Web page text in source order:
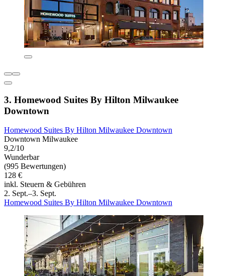
3. Homewood Suites By Hilton Milwaukee
Downtown
Homewood Suites By Hilton Milwaukee Downtown
Downtown Milwaukee
9,2/10
Wunderbar
(995 Bewertungen)
128 €
inkl. Steuern & Gebühren
2. Sept.–3. Sept.
Homewood Suites By Hilton Milwaukee Downtown